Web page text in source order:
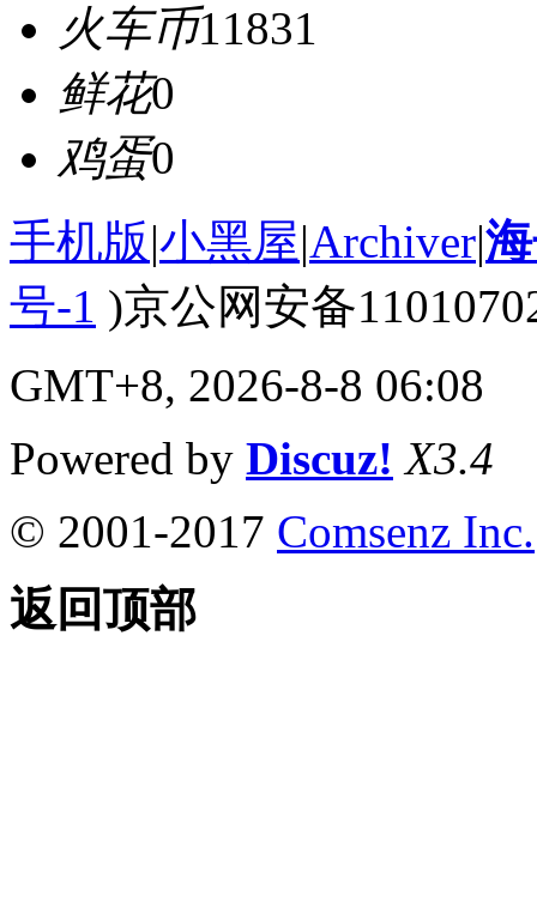
火车币11831
鲜花0
鸡蛋0
手机版|小黑屋|Archiver|
号-1 )京公网安备
GMT+8, 2026-8-8 06:08
Powered by Discuz! X3.4
© 2001-2017 Comsenz Inc.
返回顶部